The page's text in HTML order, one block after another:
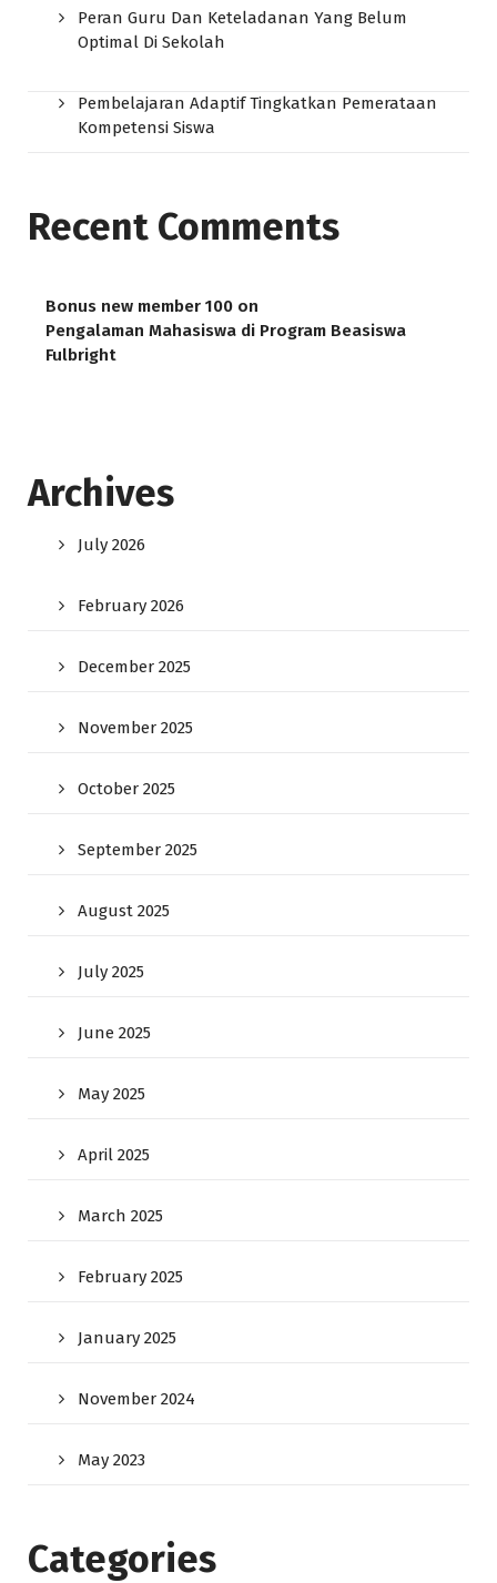
Peran Guru Dan Keteladanan Yang Belum
Optimal Di Sekolah
Pembelajaran Adaptif Tingkatkan Pemerataan
Kompetensi Siswa
Recent Comments
Bonus new member 100 on
Pengalaman Mahasiswa di Program Beasiswa
Fulbright
Archives
July 2026
February 2026
December 2025
November 2025
October 2025
September 2025
August 2025
July 2025
June 2025
May 2025
April 2025
March 2025
February 2025
January 2025
November 2024
May 2023
Categories